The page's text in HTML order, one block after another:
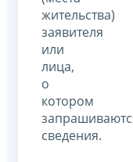
жительства)
заявителя
или
лица,
о
котором
сведения.